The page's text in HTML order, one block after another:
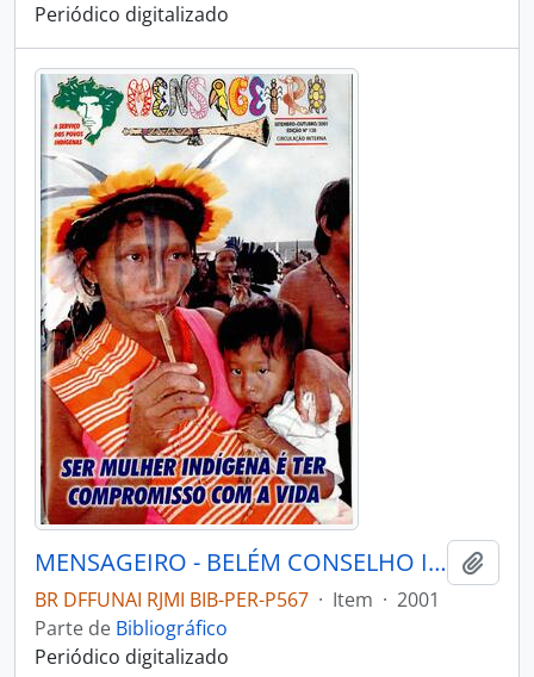
Periódico digitalizado
MENSAGEIRO - BELÉM CONSELHO INDIGENISTA MISSIONÁRIO - 2001 - Nº130
BR DFFUNAI RJMI BIB-PER-P567 · Item · 2001
Parte de Bibliográfico
Periódico digitalizado